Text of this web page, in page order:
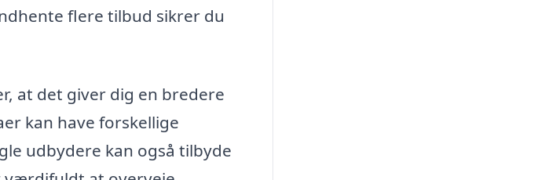
flere tilbud sikrer du
at det giver dig en bredere
kan have forskellige
udbydere kan også tilbyde